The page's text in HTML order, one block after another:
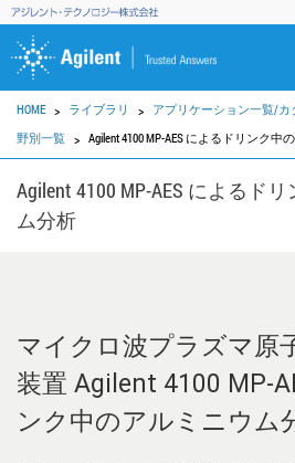
HOME ライブラリ アプリケーション一覧/カ
野別一覧
Agilent 4100 MP-AES によるドリンク
Agilent 4100 MP-AES によるド
ム分析
マイクロ波プラズマ原
装置 Agilent 4100 MP-
ンク中のアルミニウム